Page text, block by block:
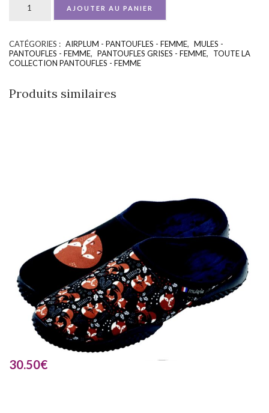
AJOUTER AU PANIER
CATÉGORIES : AIRPLUM - PANTOUFLES - FEMME, MULES -
PANTOUFLES - FEMME, PANTOUFLES GRISES - FEMME,
TOUTE LA
COLLECTION PANTOUFLES - FEMME
Produits similaires
30.50€